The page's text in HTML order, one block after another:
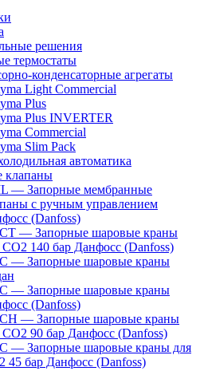
решения
термостаты
конденсаторные агрегаты
Light Commercial
Plus
Plus INVERTER
Commercial
Slim Pack
автоматика
клапаны
— Запорные мембранные
с ручным управлением
(Danfoss)
— Запорные шаровые краны
CO2 140 бар Данфосс (Danfoss)
— Запорные шаровые краны
— Запорные шаровые краны
(Danfoss)
— Запорные шаровые краны
CO2 90 бар Данфосс (Danfoss)
— Запорные шаровые краны для
45 бар Данфосс (Danfoss)